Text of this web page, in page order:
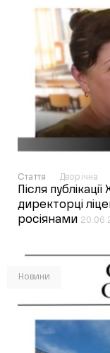
Стаття Дворічна
Після
директорці
росіянами
Новини